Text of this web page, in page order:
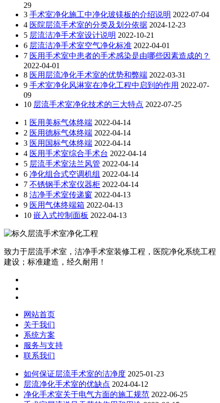
29
3 手术室净化施工中净化玻镁板的介绍说明 2022-07-04
4 医院层流手术室的分类及划分依据 2024-12-23
5 层流洁净手术室设计说明 2022-10-21
6 层流洁净手术室空气净化标准 2022-04-01
7 医用手术室中患者的手术感染是由哪些因素造成的？
2022-04-01
8 医用层流净化手术室的优势和弊端 2022-03-31
9 手术室净化风淋室在净化工程中启到的作用 2022-07-
09
10 层流手术室净化技术的三大特点 2022-07-25
1 医用美标气体终端 2022-04-14
2 医用德标气体终端 2022-04-14
3 医用国标气体终端 2022-04-14
4 医用手术室综合手术台 2022-04-14
5 层流手术室法兰风管 2022-04-14
6 净化组合式空调机组 2022-04-14
7 不锈钢手术室仪器柜 2022-04-14
8 洁净手术室传递窗 2022-04-13
9 医用气体终端箱 2022-04-13
10 嵌入式控制面板 2022-04-13
致力于层流手术室，洁净手术室装修工程，医院净化系统工程
建设；标准建造，经久耐用！
网站首页
关于我们
系统方案
服务与支持
联系我们
如何保证层流手术室的洁净度 2025-01-23
层流净化手术室的优缺点 2024-04-12
净化手术室关于电气方面的施工规范 2022-06-25